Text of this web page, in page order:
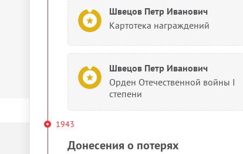
Швецов Петр Иванович
Картотека награждений
Швецов Петр Иванович
Орден Отечественной войны I
степени
1943
Донесения о потерях